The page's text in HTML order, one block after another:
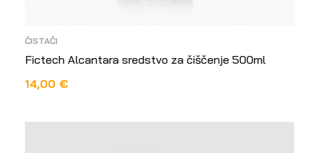
ČISTAČI
Fictech Alcantara sredstvo za čiščenje 500ml
14,00 €